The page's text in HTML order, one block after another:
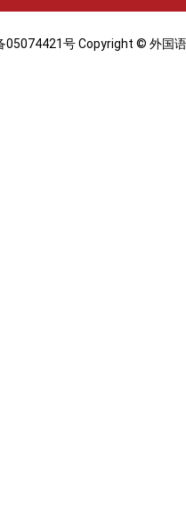
05074421号 Copyright © 外国